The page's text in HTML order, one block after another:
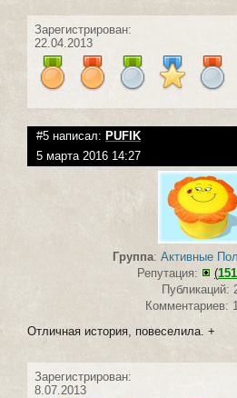
Зарегистрирован:
22.04.2013
#5 написал: PUFIK
5 марта 2016 14:27
Группа: Активные
Репутация:
(
Публикаций:
Комментариев:
Отличная история, повеселила. +
Зарегистрирован:
8.07.2013